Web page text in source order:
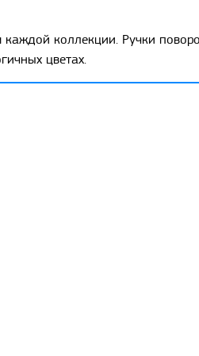
каждой коллекции. Ручки
цветах.